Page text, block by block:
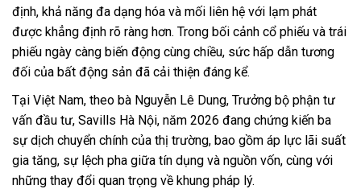
định, khả năng đa dạng hóa và mối liên hệ với lạm phát
được khẳng định rõ ràng hơn. Trong bối cảnh cổ phiếu và trái
phiếu ngày càng biến động cùng chiều, sức hấp dẫn tương
đối của bất động sản đã cải thiện đáng kể.
Tại Việt Nam, theo bà Nguyễn Lê Dung, Trưởng bộ phận tư
vấn đầu tư, Savills Hà Nội, năm 2026 đang chứng kiến ba
sự dịch chuyển chính của thị trường, bao gồm áp lực lãi suất
gia tăng, sự lệch pha giữa tín dụng và nguồn vốn, cùng với
những thay đổi quan trọng về khung pháp lý.